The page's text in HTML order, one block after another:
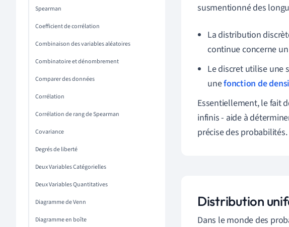
Spearman
Coefficient de corrélation
Combinaison des variables aléatoires
Combinatoire et dénombrement
Comparer des données
Corrélation
Corrélation de rang de Spearman
Covariance
Degrés de liberté
Deux Variables Catégorielles
Deux Variables Quantitatives
Diagramme de Venn
Diagramme en boîte
susmentionné des
La distribution
continue concerne
Le discret utilise une
unefonction de
Essentiellement, le fait
infinis - aide à
précise des probabilités.
Distribution
Dans le monde des